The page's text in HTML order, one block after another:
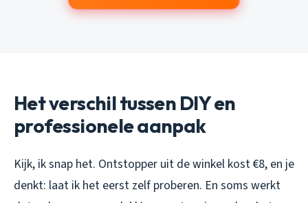
Het verschil tussen DIY en
professionele aanpak
Kijk, ik snap het. Ontstopper uit de winkel kost €8, en je
denkt: laat ik het eerst zelf proberen. En soms werkt